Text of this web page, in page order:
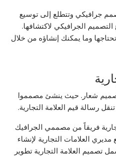
جرافيكي وتتطلع إلى توسيع
الجرافيكي لاكتشافها.
وما يمكنك إنشاؤه من خلال
تصميم شعار. حيث ينشئ مصمموا
رسالة قيم العلامة التجارية.
فريقاً من مصممي الجرافيك
العلامات التجارية لإنشاء
تصميم العلامة التجارية تطوير